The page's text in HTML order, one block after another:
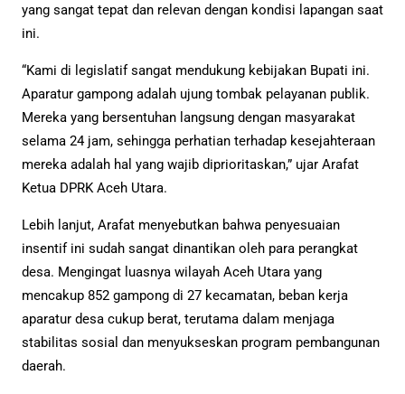
yang sangat tepat dan relevan dengan kondisi lapangan saat
ini.
“Kami di legislatif sangat mendukung kebijakan Bupati ini.
Aparatur gampong adalah ujung tombak pelayanan publik.
Mereka yang bersentuhan langsung dengan masyarakat
selama 24 jam, sehingga perhatian terhadap kesejahteraan
mereka adalah hal yang wajib diprioritaskan,” ujar Arafat
Ketua DPRK Aceh Utara.
Lebih lanjut, Arafat menyebutkan bahwa penyesuaian
insentif ini sudah sangat dinantikan oleh para perangkat
desa. Mengingat luasnya wilayah Aceh Utara yang
mencakup 852 gampong di 27 kecamatan, beban kerja
aparatur desa cukup berat, terutama dalam menjaga
stabilitas sosial dan menyukseskan program pembangunan
daerah.